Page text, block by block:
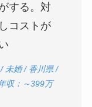
する。対
コストが
未婚 / 香川県 /
収：～399万